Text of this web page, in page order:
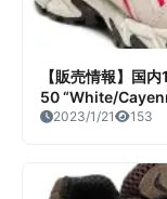
【販売情報】国
50 “White/
2023/1/21 153